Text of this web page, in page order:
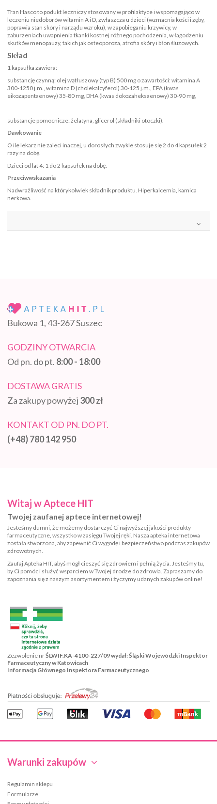
Tran Hasco to podukt leczniczy stosowany w profilaktyce i wspomagająco w
leczeniu niedoborów witamin A i D, zwłaszcza u dzieci (wzmacnia kości i zęby,
poprawia stan skóry i narządu wzroku), w zapobieganiu krzywicy, w
zaburzeniach uwapnienia tkanki kostnej różnego pochodzenia, w łagodzeniu
skutków menopauzy, takich jak osteoporoza, atrofia skóry i błon śluzowych.
Skład
1 kapsułka zawiera:
substancję czynną: olej wątłuszowy (typ B) 500 mg o zawartości: witamina A
300-1250 j.m., witamina D (cholekalcyferol) 30-125 j.m., EPA (kwas
eikozapentaenowy) 35-80 mg, DHA (kwas dokozaheksaenowy) 30-90 mg,
substancje pomocnicze: żelatyna, glicerol (składniki otoczki).
Dawkowanie
O ile lekarz nie zaleci inaczej, u dorosłych zwykle stosuje się 2 do 4 kapsułek 2
razy na dobę.
Dzieci od lat 4: 1 do 2 kapsułek na dobę.
Przeciwwskazania
Nadwrażliwość na którykolwiek składnik produktu. Hiperkalcemia, kamica
nerkowa.
Bukowa 1, 43-267 Suszec
GODZINY OTWARCIA
Od pn. do pt. 8:00 - 18:00
DOSTAWA GRATIS
Za zakupy powyżej 300 zł
KONTAKT OD PN. DO PT.
(+48) 780 142 950
Warunki zakupów
Regulamin sklepu
Formularze
Witaj w Aptece HIT
Twojej zaufanej aptece internetowej!
Jesteśmy dumni, że możemy dostarczyć Ci najwyższej jakości produkty
farmaceutyczne, wszystko w zasięgu Twojej ręki. Nasza apteka internetowa
została stworzona, aby zapewnić Ci wygodę i bezpieczeństwo podczas zakupów
zdrowotnych.
Zaufaj Apteka HIT, abyś mógł cieszyć się zdrowiem i pełnią życia. Jesteśmy tu,
by Ci pomóc i służyć wsparciem w Twojej drodze do zdrowia. Zapraszamy do
zapoznania się z naszym asortymentem i życzymy udanych zakupów online!
Zezwolenie nrŚLWIF.KA-4100-227/09 wydał: Śląski Wojewódzki Inspektor
Farmaceutyczny w Katowicach
Informacja Głównego Inspektora Farmaceutycznego